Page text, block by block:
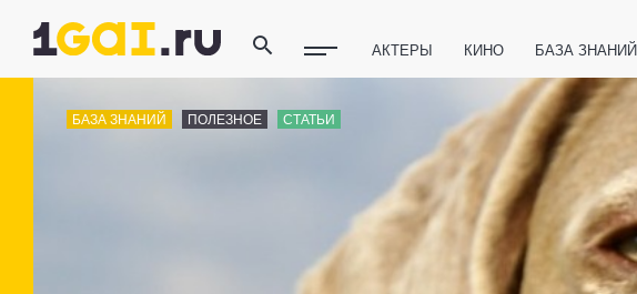
АКТЕРЫ КИНО БАЗА ЗНАНИЙ
ПОЛЕЗНЫЕ СОВЕТЫ ЖИВОТНЫЕ
ТЕХНОЛОГИИ
БАЗА ЗНАНИЙ ПОЛЕЗНОЕ СТАТЬИ